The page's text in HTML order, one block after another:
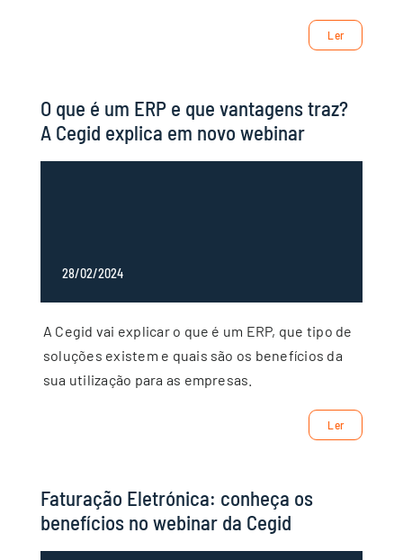
Ler
O que é um ERP e que vantagens traz?
A Cegid explica em novo webinar
28/02/2024
A Cegid vai explicar o que é um ERP, que tipo de
soluções existem e quais são os benefícios da
sua utilização para as empresas.
Ler
Faturação Eletrónica: conheça os
benefícios no webinar da Cegid